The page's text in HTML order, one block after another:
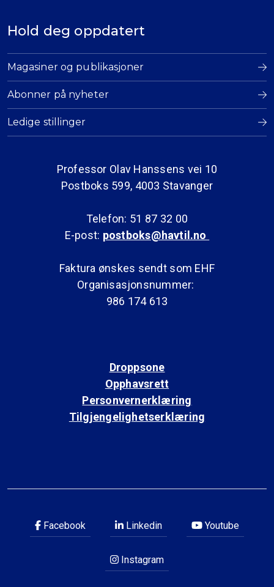
Hold deg oppdatert
Magasiner og publikasjoner
Abonner på nyheter
Ledige stillinger
Professor Olav Hanssens vei 10
Postboks 599, 4003 Stavanger
Telefon: 51 87 32 00
E-post: postboks@havtil.no
Faktura ønskes sendt som EHF
Organisasjonsnummer:
986 174 613
Droppsone
Opphavsrett
Personvernerklæring
Tilgjengelighetserklæring
Facebook Linkedin Youtube
Instagram